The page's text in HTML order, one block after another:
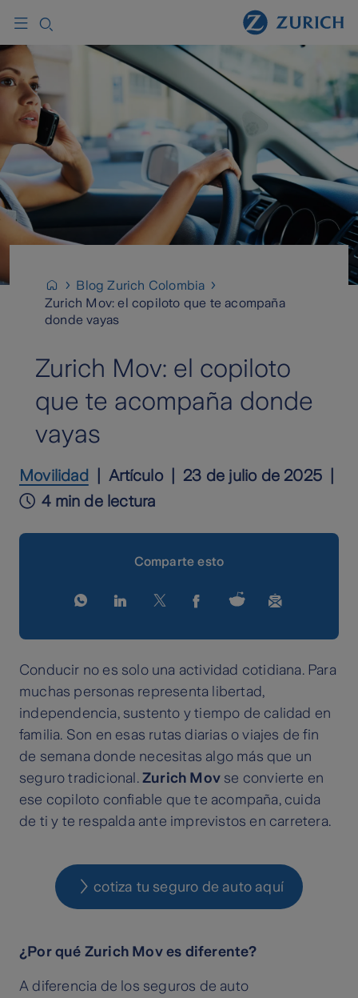
Blog Zurich Colombia
Zurich Mov: el copiloto que te acompaña
donde vayas
Zurich Mov: el copiloto
que te acompaña donde
vayas
Movilidad Artículo
23 de julio de 2025
4 min de lectura
Comparte esto
Conducir no es solo una actividad cotidiana. Para
muchas personas representa libertad,
independencia, sustento y tiempo de calidad en
familia. Son en esas rutas diarias o viajes de fin
de semana donde necesitas algo más que un
seguro tradicional. Zurich Mov se convierte en
ese copiloto confiable que te acompaña, cuida
de ti y te respalda ante imprevistos en carretera.
cotiza tu seguro de auto aquí
¿Por qué Zurich Mov es diferente?
A diferencia de los seguros de auto